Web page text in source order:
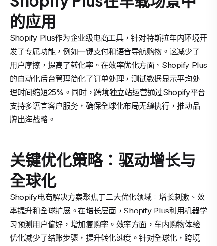
的应用
Shopify Plus作为企业级电商工具，针对特斯拉车内环境开
发了专属功能，例如一键支付和语音导航购物。这减少了
用户摩擦，提高了转化率。在效率优化方面，Shopify Plus
的自动化后台管理简化了订单处理，测试数据显示平均处
理时间缩短25%。同时，跨境独立站运营通过Shopify平台
支持多语言客户服务，确保全球化布局无缝执行，推动品
牌出海战略。
关键优化策略：驱动增长与
全球化
Shopify电商解决方案聚焦于三大优化领域：增长刺激、效
率提升和全球扩展。在增长层面，Shopify Plus利用机器学
习预测用户偏好，增加复购率。效率方面，车内购物体验
优化减少了结账步骤，提升转化速度。针对全球化，跨境